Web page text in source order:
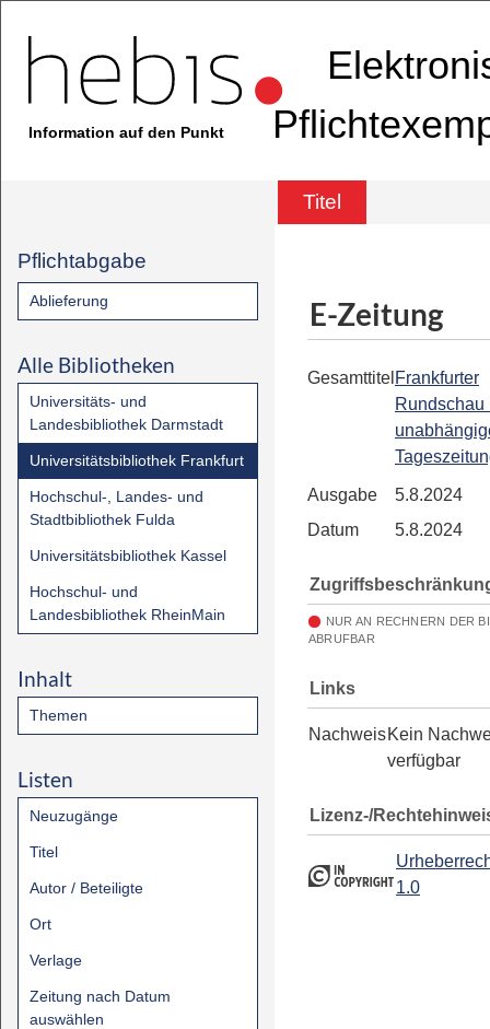
Information auf den Punkt
Titel
Pflichtabgabe
Ablieferung
Alle Bibliotheken
Universitäts- und
Landesbibliothek Darmstadt
Universitätsbibliothek Frankfurt
Hochschul-, Landes- und
Stadtbibliothek Fulda
Universitätsbibliothek Kassel
Hochschul- und
Landesbibliothek RheinMain
Inhalt
Themen
Listen
Neuzugänge
Titel
Autor / Beteiligte
Ort
Verlage
Zeitung nach Datum
auswählen
E-Zeitung
Gesamttitel Frankfurter
Rundschau
Ausgabe
5.8.2024
Datum
5.8.2024
NUR AN RECHNERN DER
ABRUFBAR
Links
NachweisKein
verfügbar
Lizenz-/
1.0